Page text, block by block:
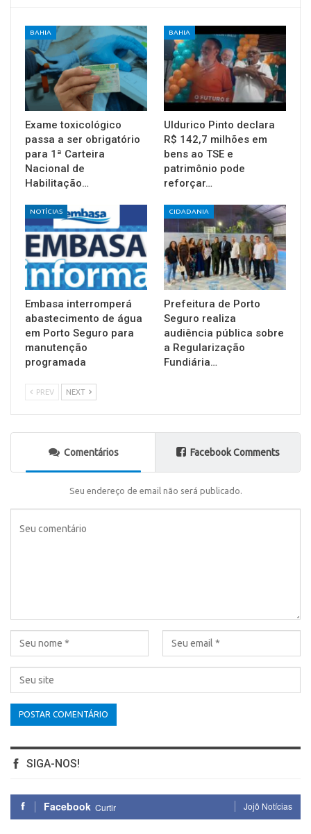
BAHIA
Exame toxicológico
passa a ser obrigatório
para 1ª Carteira
Nacional de
Habilitação…
BAHIA
Uldurico Pinto declara
R$ 142,7 milhões em
bens ao TSE e
patrimônio pode
reforçar…
NOTÍCIAS
Embasa interromperá
abastecimento de água
em Porto Seguro para
manutenção
programada
CIDADANIA
Prefeitura de Porto
Seguro realiza
audiência pública sobre
a Regularização
Fundiária…
PREV NEXT
Comentários Facebook Comments
Seu endereço de email não será publicado.
SIGA-NOS!
Facebook Curtir Jojô Notícias